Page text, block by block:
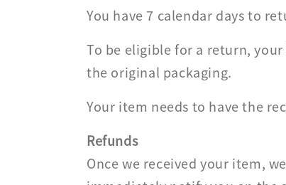
You have 7 calendar days to
To be eligible for a return,
the original packaging.
Your item needs to have the
Refunds
Once we received your item,